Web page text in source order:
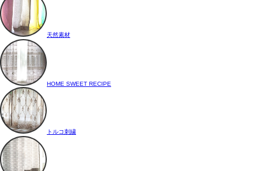
天然素材
HOME SWEET RECIPE
トルコ刺繍